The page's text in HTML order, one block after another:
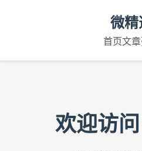
微精
首页文
欢迎访